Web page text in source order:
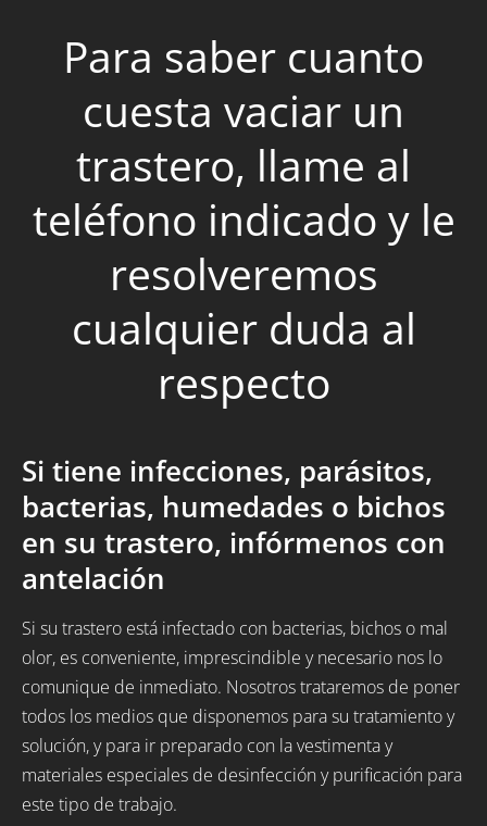
Para saber cuanto
cuesta vaciar un
trastero, llame al
teléfono indicado y le
resolveremos
cualquier duda al
respecto
Si tiene infecciones, parásitos,
bacterias, humedades o bichos
en su trastero, infórmenos con
antelación
Si su trastero está infectado con bacterias, bichos o mal
olor, es conveniente, imprescindible y necesario nos lo
comunique de inmediato. Nosotros trataremos de poner
todos los medios que disponemos para su tratamiento y
solución, y para ir preparado con la vestimenta y
materiales especiales de desinfección y purificación para
este tipo de trabajo.